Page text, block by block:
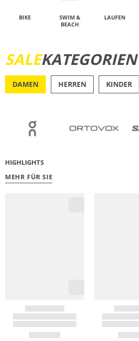
BIKE
SWIM &
BEACH
LAUFEN
JETZT ENTDECKEN
SALEKATEGORIEN
DAMEN HERREN KINDER
HIGHLIGHTS
MEHR FÜR SIE